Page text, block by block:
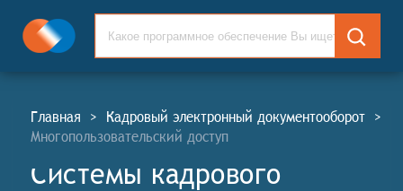
Главная > Кадровый электронный документооборот >
Многопользовательский доступ
Системы кадрового